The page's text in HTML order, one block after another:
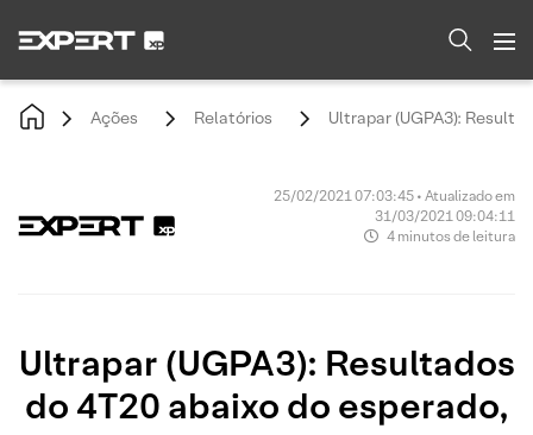
Ações Relatórios Ultrapar (UGPA3):
25/02/2021 07:03:45 • Atualizado em
31/03/2021 09:04:11
4 minutos de leitura
Ultrapar (UGPA3): Resultados
do 4T20 abaixo do esperado,